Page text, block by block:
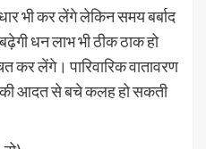
भी कर लेंगे लेकिन समय बर्बाद
धन लाभ भी ठीक ठाक हो
लेंगे। पारिवारिक वातावरण
की आदत से बचे कलह हो सकती